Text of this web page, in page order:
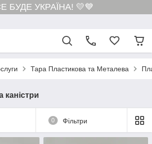
БУДЕ УКРАЇНА! 💛💙
Тара Пластикова та Металева
каністри
0 Фільтри